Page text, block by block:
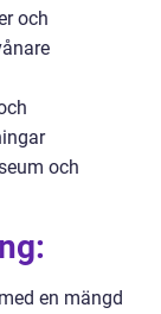
och
och
en mängd